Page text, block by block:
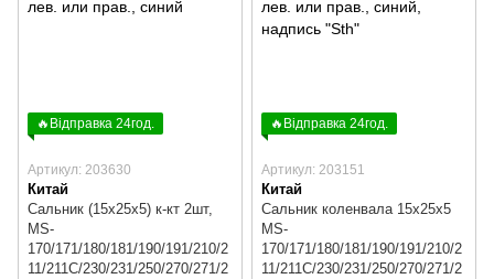
🔥Відправка 24год.
Артикул: 203630
Китай
Сальник (15x25x5) к-кт 2шт,
MS-
170/171/180/181/190/191/210/2
11/211C/230/231/250/270/271/2
🔥Відправка 24год.
Артикул: 203151
Китай
Сальник коленвала 15x25x5
MS-
170/171/180/181/190/191/210/2
11/211C/230/231/250/270/271/2